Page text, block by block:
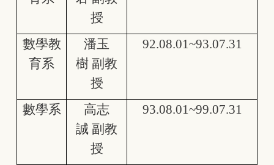
授
數學教
育系
潘玉
樹 副教
授
92.08.01~93.07.31
數學系
高志
誠 副教
授
93.08.01~99.07.31